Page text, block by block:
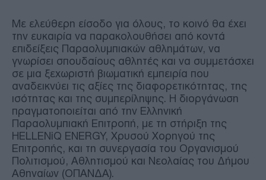
Με ελεύθερη είσοδο για όλους, το κοινό θα έχει
την ευκαιρία να παρακολουθήσει από κοντά
επιδείξεις Παραολυμπιακών αθλημάτων, να
γνωρίσει σπουδαίους αθλητές και να συμμετάσχει
σε μια ξεχωριστή βιωματική εμπειρία που
αναδεικνύει τις αξίες της διαφορετικότητας, της
ισότητας και της συμπερίληψης. Η διοργάνωση
πραγματοποιείται από την Ελληνική
Παραολυμπιακή Επιτροπή, με τη στήριξη της
HELLENiQ ENERGY, Χρυσού Χορηγού της
Επιτροπής, και τη συνεργασία του Οργανισμού
Πολιτισμού, Αθλητισμού και Νεολαίας του Δήμου
Αθηναίων (ΟΠΑΝΔΑ).